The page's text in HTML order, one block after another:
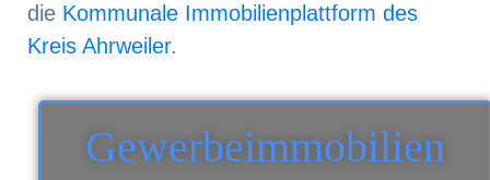
die Kommunale Immobilienplattform des
Kreis Ahrweiler.
Gewerbeimmobilien